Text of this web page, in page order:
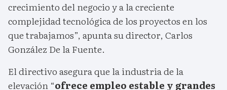
crecimiento del negocio y a la creciente
complejidad tecnológica de los proyectos en los
que trabajamos”, apunta su director, Carlos
González De la Fuente.
El directivo asegura que la industria de la
elevación “ofrece empleo estable y grandes